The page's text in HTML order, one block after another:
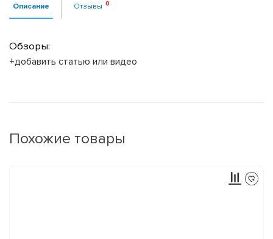
Описание Отзывы
Обзоры:
+добавить статью или видео
Похожие товары